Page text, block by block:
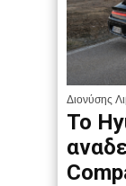
Διονύσης
Το